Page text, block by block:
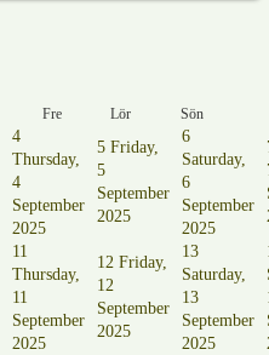
Fre Lör Sön
4
Thursday,
4
September
2025
5 Friday,
5
September
2025
6
Saturday,
6
September
2025
11
Thursday,
11
September
2025
12 Friday,
12
September
2025
13
Saturday,
13
September
2025